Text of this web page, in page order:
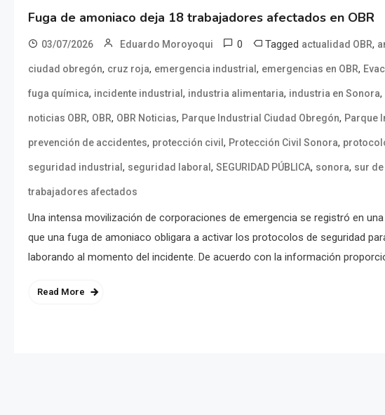
Fuga de amoniaco deja 18 trabajadores afectados en OBR
03/07/2026 Eduardo Moroyoqui 0 Tagged actualidad OBR,
ciudad obregón, cruz roja, emergencia industrial , emergencias en OBR,
fuga química, incidente industrial , industria alimentaria, industria en Sonora,
noticias OBR, OBR, OBR Noticias, Parque Industrial Ciudad Obregón, Parque
prevención de accidentes, protección civil , Protección Civil Sonora,
seguridad industrial , seguridad laboral , SEGURIDAD PÚBLICA, sonora, sur
trabajadores afectados
Una intensa movilización de corporaciones de emergencia se registró en
que una fuga de amoniaco obligara a activar los protocolos de seguridad
laborando al momento del incidente. De acuerdo con la información
Read More